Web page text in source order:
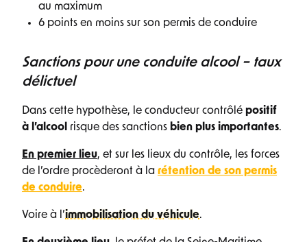
au maximum
6 points en moins sur son permis de conduire
Sanctions pour une conduite alcool – taux
délictuel
Dans cette hypothèse, le conducteur contrôlé positif
à l’alcool risque des sanctions bien plus importantes.
En premier lieu, et sur les lieux du contrôle, les forces
de l’ordre procèderont à la rétention de son permis
de conduire.
Voire à l’immobilisation du véhicule.